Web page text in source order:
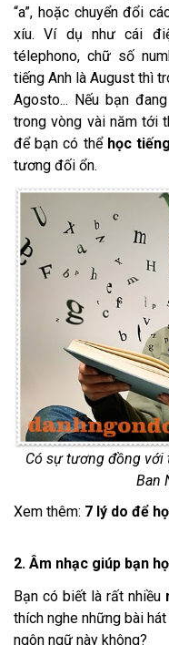
“a”, hoặc chuyển đổi
xíu. Ví dụ như cái
télephono, chữ số
tiếng Anh là August thì
Agosto... Nếu bạn
trong vòng vài năm tới
để bạn có thể học
tương đối ổn.
Có sự tương đồng với
Ban
Xem thêm: 7 lý do để
2. Âm nhạc giúp bạn
Bạn có biết là rất nhiều
thích nghe những bài
ngôn ngữ này không?